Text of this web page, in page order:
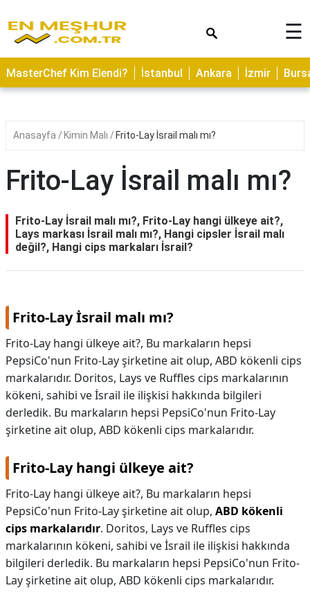
ASTROLOJİ
SAĞLIK
YERLER
NEDİR
İLETİŞİM
☰
MasterChef Kim Elendi? İstanbul Ankara İzmir
Anasayfa Kimin Malı Frito-Lay İsrail malı mı?
Frito-Lay İsrail malı mı?
Frito-Lay İsrail malı mı?, Frito-Lay hangi ülkeye ait?,
Lays markası İsrail malı mı?, Hangi cipsler İsrail malı
değil?, Hangi cips markaları İsrail?
Frito-Lay İsrail malı mı?
Frito-Lay hangi ülkeye ait?, Bu markaların hepsi
PepsiCo'nun Frito-Lay şirketine ait olup, ABD kökenli cips
markalarıdır. Doritos, Lays ve Ruffles cips markalarının
kökeni, sahibi ve İsrail ile ilişkisi hakkında bilgileri
derledik. Bu markaların hepsi PepsiCo'nun Frito-Lay
şirketine ait olup, ABD kökenli cips markalarıdır.
Frito-Lay hangi ülkeye ait?
Frito-Lay hangi ülkeye ait?, Bu markaların hepsi
PepsiCo'nun Frito-Lay şirketine ait olup, ABD kökenli
cips markalarıdır. Doritos, Lays ve Ruffles cips
markalarının kökeni, sahibi ve İsrail ile ilişkisi hakkında
bilgileri derledik. Bu markaların hepsi PepsiCo'nun Frito-
Lay şirketine ait olup, ABD kökenli cips markalarıdır.